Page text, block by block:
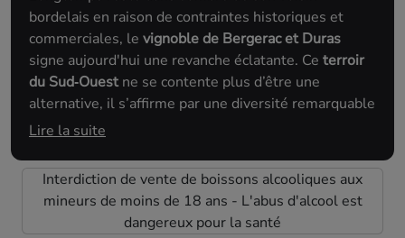
bordelais en raison de contraintes historiques et
commerciales, le vignoble de Bergerac et Duras
signe aujourd'hui une revanche éclatante. Ce terroir
du Sud‑Ouestne se contente plus d’être une
alternative, il s’affirme par une diversité remarquable
d’appellations
Que vous aimiez lesvins rouges puissants,
gourmands, lesblancs richesou lesrosés frais, le
vignoble de Bergerac et de Duras a forcément un vin
Lire la suite
Interdiction de vente de boissons alcooliques aux
mineurs de moins de 18 ans - L'abus d'alcool est
dangereux pour la santé